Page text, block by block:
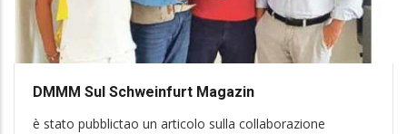
DMMM Sul Schweinfurt Magazin
è stato pubblictao un articolo sulla collaborazione